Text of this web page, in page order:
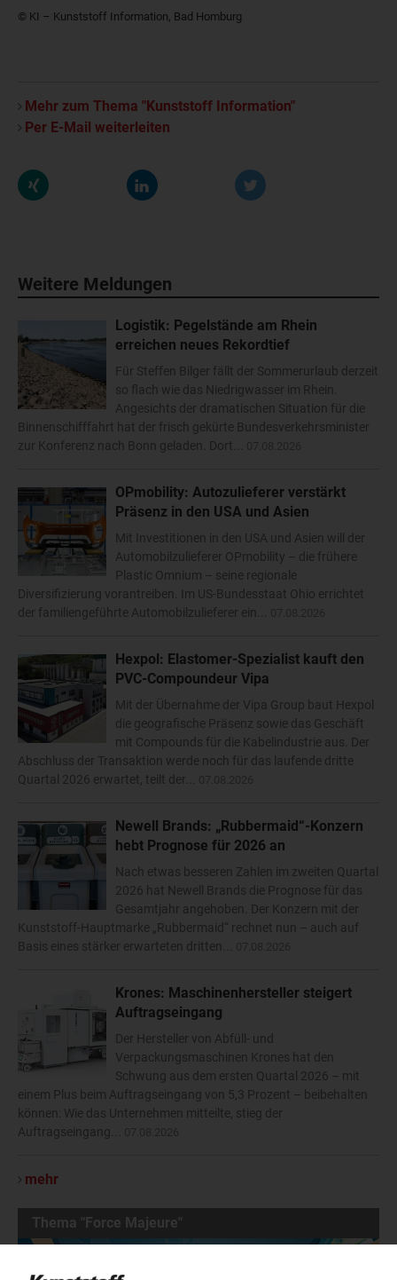
© KI – Kunststoff Information, Bad Homburg
Mehr zum Thema "Kunststoff Information"
Per E-Mail weiterleiten
Weitere Meldungen
Logistik: Pegelstände am Rhein
erreichen neues Rekordtief
Für Steffen Bilger fällt der Sommerurlaub derzeit
so flach wie das Niedrigwasser im Rhein.
Angesichts der dramatischen Situation für die
Binnenschifffahrt hat der frisch gekürte Bundesverkehrsminister
zur Konferenz nach Bonn geladen. Dort...
OPmobility: Autozulieferer verstärkt
Präsenz in den USA und Asien
Mit Investitionen in den USA und Asien will der
Automobilzulieferer OPmobility – die frühere
Plastic Omnium – seine regionale
Diversifizierung vorantreiben. Im US-Bundesstaat Ohio errichtet
der familiengeführte Automobilzulieferer ein...
Hexpol: Elastomer-Spezialist kauft den
PVC-Compoundeur Vipa
Mit der Übernahme der Vipa Group baut Hexpol
die geografische Präsenz sowie das Geschäft
mit Compounds für die Kabelindustrie aus. Der
Abschluss der Transaktion werde noch für das laufende dritte
Quartal 2026 erwartet, teilt der...
Newell Brands: „Rubbermaid“-Konzern
hebt Prognose für 2026 an
Nach etwas besseren Zahlen im zweiten Quartal
2026 hat Newell Brands die Prognose für das
Gesamtjahr angehoben. Der Konzern mit der
Kunststoff-Hauptmarke „Rubbermaid“ rechnet nun – auch auf
Basis eines stärker erwarteten dritten...
Krones: Maschinenhersteller steigert
Auftragseingang
Der Hersteller von Abfüll- und
Verpackungsmaschinen Krones hat den
Schwung aus dem ersten Quartal 2026 – mit
einem Plus beim Auftragseingang von 5,3 Prozent – beibehalten
können: Wie das Unternehmen mitteilte, stieg der
Auftragseingang...
mehr
Thema "Force Majeure"